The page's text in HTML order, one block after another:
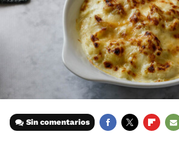
Sin comentarios